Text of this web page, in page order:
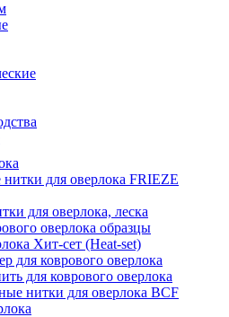
для оверлока FRIEZE
для оверлока, леска
оверлока образцы
Хит-сет (Heat-set)
для коврового оверлока
для коврового оверлока
нитки для оверлока BCF